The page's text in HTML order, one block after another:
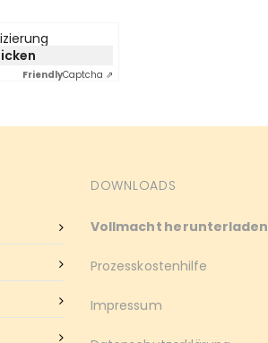
FriendlyCaptcha ⇗
DOWNLOADS
Vollmacht herunterladen
Prozesskostenhilfe
Impressum